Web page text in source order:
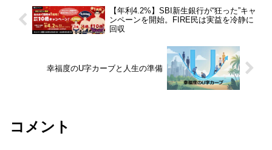
【年利4.2%】SBI新生銀行が“狂った”キャ
ンペーンを開始。FIRE民は実益を冷静に
回収
幸福度のU字カーブと人生の準備
コメント